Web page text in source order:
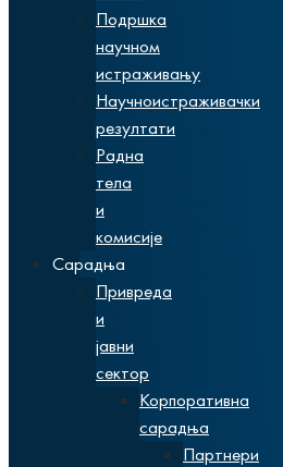
Подршка
научном
истраживању
Научноистраживачки
резултати
Радна
тела
и
комисије
Сарадња
Привреда
и
јавни
сектор
Корпоративна
сарадња
Партнери